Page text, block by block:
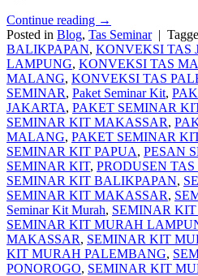
Continue reading →
Posted in Blog, Tas Seminar |
BALIKPAPAN, KONVEKSI TAS
LAMPUNG, KONVEKSI TAS
MALANG, KONVEKSI TAS
SEMINAR, Paket Seminar Kit,
JAKARTA, PAKET SEMINAR
SEMINAR KIT MAKASSAR,
MALANG, PAKET SEMINAR
SEMINAR KIT PAPUA, PESAN
SEMINAR KIT, PRODUSEN
SEMINAR KIT BALIKPAPAN,
SEMINAR KIT MAKASSAR,
Seminar Kit Murah, SEMINAR
SEMINAR KIT MURAH
MAKASSAR, SEMINAR KIT
KIT MURAH PALEMBANG,
PONOROGO, SEMINAR KIT